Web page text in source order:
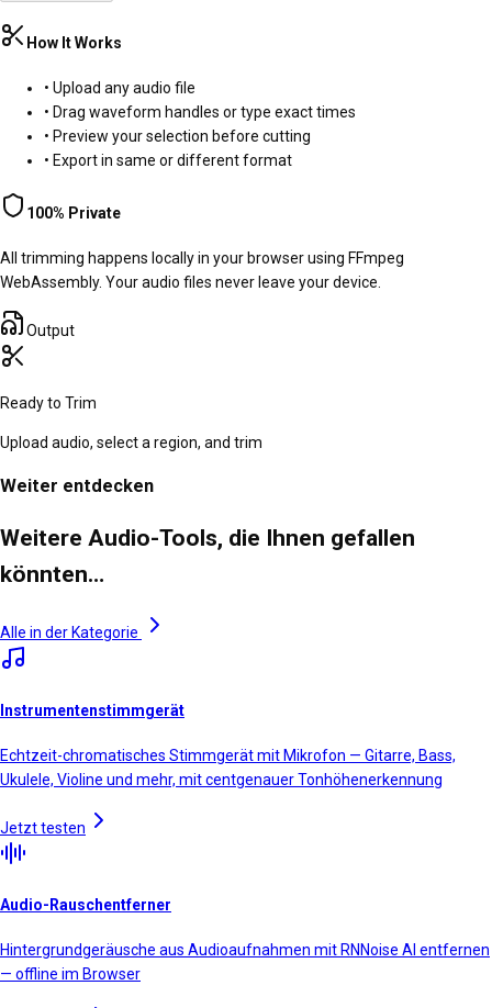
How It Works
• Upload any audio file
• Drag waveform handles or type exact times
• Preview your selection before cutting
• Export in same or different format
100% Private
All trimming happens locally in your browser using FFmpeg
WebAssembly. Your audio files never leave your device.
Output
Ready to Trim
Upload audio, select a region, and trim
Weiter entdecken
Weitere Audio-Tools, die Ihnen gefallen
könnten…
Alle in der Kategorie
Instrumentenstimmgerät
Echtzeit-chromatisches Stimmgerät mit Mikrofon — Gitarre, Bass,
Ukulele, Violine und mehr, mit centgenauer Tonhöhenerkennung
Jetzt testen
Audio-Rauschentferner
Hintergrundgeräusche aus Audioaufnahmen mit RNNoise AI entfernen
— offline im Browser